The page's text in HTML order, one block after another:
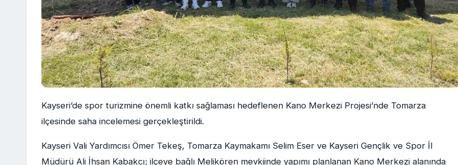
Kayseri’de spor turizmine önemli katkı sağlaması hedeflenen Kano Merkezi Projesi’nde Tomarza
ilçesinde saha incelemesi gerçekleştirildi.
Kayseri Vali Yardımcısı Ömer Tekeş, Tomarza Kaymakamı Selim Eser ve Kayseri Gençlik ve Spor İl
Müdürü Ali İhsan Kabakcı; ilçeye bağlı Melikören mevkiinde yapımı planlanan Kano Merkezi alanında